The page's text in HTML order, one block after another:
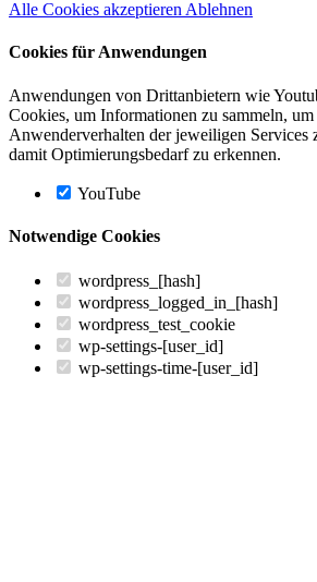
Alle Cookies akzeptieren Ablehnen
Cookies für Anwendungen
Anwendungen von Drittanbietern wie
Cookies, um Informationen zu sammeln,
Anwenderverhalten der jeweiligen Services
damit Optimierungsbedarf zu erkennen.
YouTube
Notwendige Cookies
wordpress_[hash]
wordpress_logged_in_[hash]
wordpress_test_cookie
wp-settings-[user_id]
wp-settings-time-[user_id]